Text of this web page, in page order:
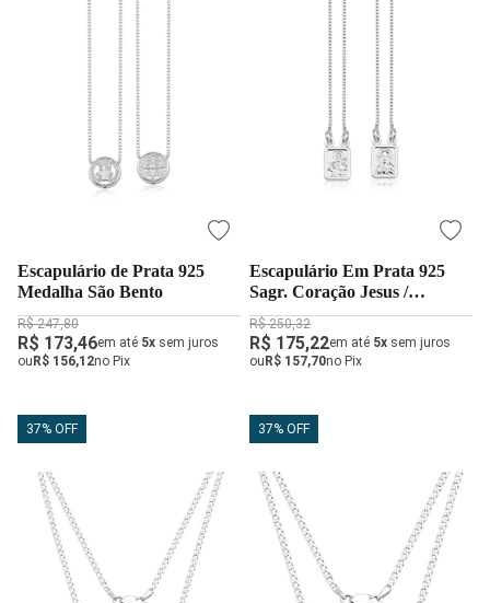
Escapulário de Prata 925
Medalha São Bento
R$ 247,80
R$ 173,46em até 5x sem juros
ouR$ 156,12no Pix
Escapulário Em Prata 925
Sagr. Coração Jesus /
Senhora Carmo
R$ 250,32
R$ 175,22em até 5x sem juros
ouR$ 157,70no Pix
37% OFF 37% OFF